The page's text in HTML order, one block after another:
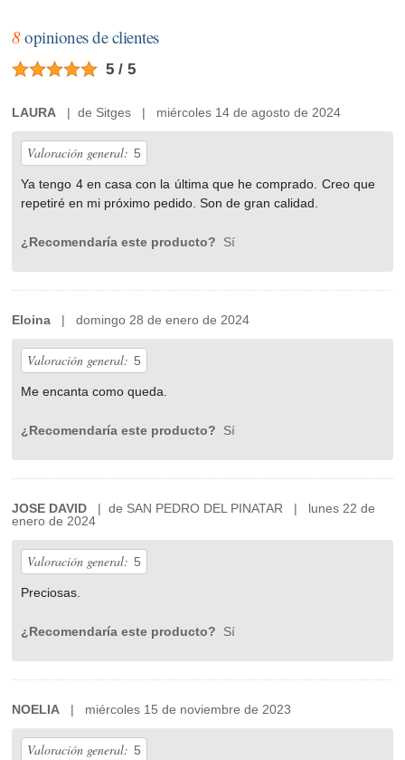
8opiniones de clientes
5 / 5
LAURA | de Sitges | miércoles 14 de agosto de 2024
Valoración general: 5
Ya tengo 4 en casa con la última que he comprado. Creo que
repetiré en mi próximo pedido. Son de gran calidad.
¿Recomendaría este producto? Sí
Eloina | domingo 28 de enero de 2024
Valoración general: 5
Me encanta como queda.
¿Recomendaría este producto? Sí
JOSE DAVID | de SAN PEDRO DEL PINATAR | lunes 22 de
enero de 2024
Valoración general: 5
Preciosas.
¿Recomendaría este producto? Sí
NOELIA | miércoles 15 de noviembre de 2023
Valoración general: 5